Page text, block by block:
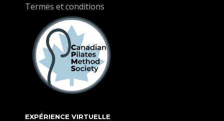
Termes et conditions
EXPÉRIENCE VIRTUELLE